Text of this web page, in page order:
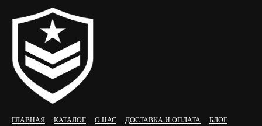
ГЛАВНАЯ КАТАЛОГ О НАС ДОСТАВКА И ОПЛАТА
БЛОГ